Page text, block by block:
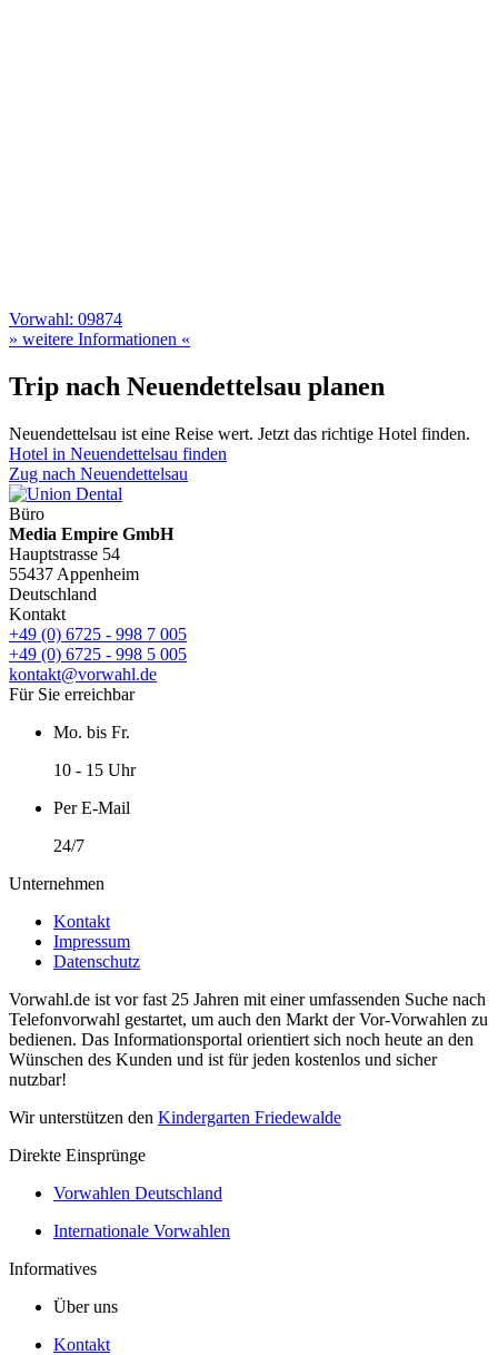
Vorwahl: 09874
» weitere Informationen «
Trip nach Neuendettelsau planen
Neuendettelsau ist eine Reise wert. Jetzt das richtige Hotel finden.
Hotel in Neuendettelsau finden
Zug nach Neuendettelsau
Büro
Media Empire GmbH
Hauptstrasse 54
55437 Appenheim
Deutschland
Kontakt
+49 (0) 6725 - 998 7 005
+49 (0) 6725 - 998 5 005
kontakt@vorwahl.de
Für Sie erreichbar
Mo. bis Fr.
10 - 15 Uhr
Per E-Mail
24/7
Unternehmen
Kontakt
Impressum
Datenschutz
Vorwahl.de ist vor fast 25 Jahren mit einer umfassenden Suche nach
Telefonvorwahl gestartet, um auch den Markt der Vor-Vorwahlen zu
bedienen. Das Informationsportal orientiert sich noch heute an den
Wünschen des Kunden und ist für jeden kostenlos und sicher
nutzbar!
Wir unterstützen den Kindergarten Friedewalde
Direkte Einsprünge
Vorwahlen Deutschland
Internationale Vorwahlen
Informatives
Über uns
Kontakt